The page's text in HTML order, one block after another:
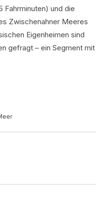
Fahrminuten) und die
Zwischenahner Meeres
Eigenheimen sind
gefragt – ein Segment mit